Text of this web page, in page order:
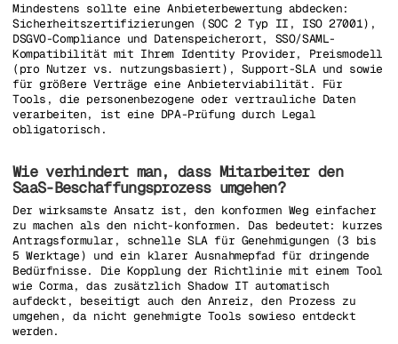
Mindestens sollte eine Anbieterbewertung abdecken:
Sicherheitszertifizierungen (SOC 2 Typ II, ISO 27001),
DSGVO-Compliance und Datenspeicherort, SSO/SAML-
Kompatibilität mit Ihrem Identity Provider, Preismodell
(pro Nutzer vs. nutzungsbasiert), Support-SLA und sowie
für größere Verträge eine Anbieterviabilität. Für
Tools, die personenbezogene oder vertrauliche Daten
verarbeiten, ist eine DPA-Prüfung durch Legal
obligatorisch.
Wie verhindert man, dass Mitarbeiter den
SaaS-Beschaffungsprozess umgehen?
Der wirksamste Ansatz ist, den konformen Weg einfacher
zu machen als den nicht-konformen. Das bedeutet: kurzes
Antragsformular, schnelle SLA für Genehmigungen (3 bis
5 Werktage) und ein klarer Ausnahmepfad für dringende
Bedürfnisse. Die Kopplung der Richtlinie mit einem Tool
wie Corma, das zusätzlich Shadow IT automatisch
aufdeckt, beseitigt auch den Anreiz, den Prozess zu
umgehen, da nicht genehmigte Tools sowieso entdeckt
werden.